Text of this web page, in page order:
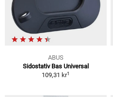
ABUS
Sidostativ Bas Universal
109,31 kr1